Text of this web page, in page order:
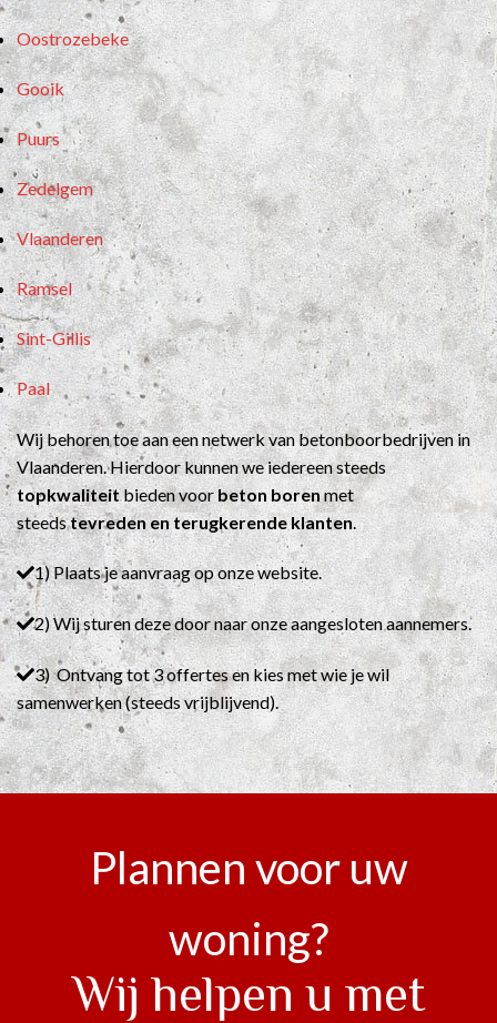
Oostrozebeke
Gooik
Puurs
Zedelgem
Vlaanderen
Ramsel
Sint-Gillis
Paal
Wij behoren toe aan een netwerk van betonboorbedrijven in
Vlaanderen. Hierdoor kunnen we iedereen steeds
topkwaliteitbieden voorbeton borenmet
steedstevreden en terugkerende klanten
1) Plaats je aanvraag op onze website.
2) Wij sturen deze door naar onze aangesloten aannemers.
3) Ontvang tot 3 offertes en kies met wie je wil
samenwerken (steeds vrijblijvend).
Plannen voor uw
woning?
Wij helpen u met